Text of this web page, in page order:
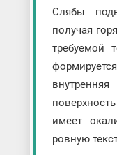
Слябы
получая
требуемой
имеет
ровную